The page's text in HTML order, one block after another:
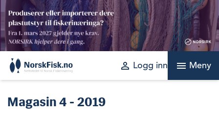
Skip
content
perm_identity Logg inn menu Meny
Magasin4 - 2019